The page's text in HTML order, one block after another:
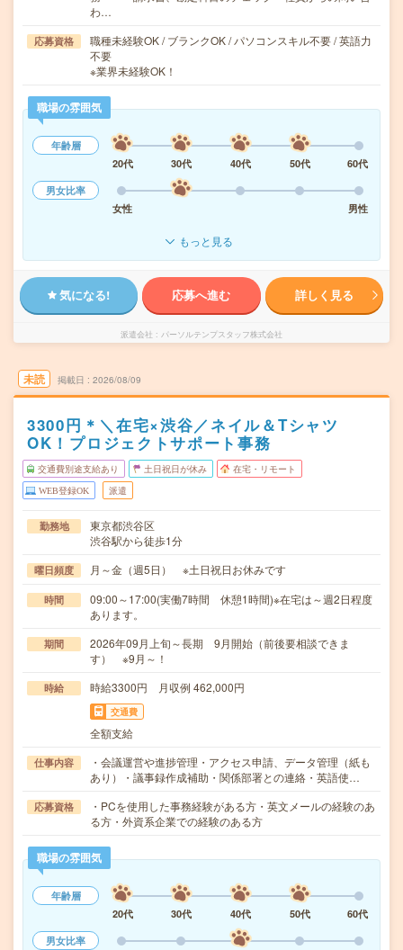
わ…
応募資格
職種未経験OK / ブランクOK / パソコンスキル不要 / 英語力
不要
※業界未経験OK！
職場の雰囲気
年齢層
20代
30代 40代 50代
60代
男女比率
女性
男性
もっと見る
気になる! 応募へ進む 詳しく見る
派遣会社 パーソルテンプスタッフ株式会社
未読 掲載日 2026/08/09
3300円＊＼在宅×渋谷／ネイル＆Tシャツ
OK！プロジェクトサポート事務
交通費別途支給あり 土日祝日が休み 在宅・リモート
WEB登録OK 派遣
勤務地
東京都渋谷区
渋谷駅から徒歩1分
曜日頻度 月～金（週5日） ※土日祝日お休みです
時間
09:00～17:00(実働7時間 休憩1時間)※在宅は～週2日程度
あります。
期間
2026年09月上旬～長期 9月開始（前後要相談できま
す） ※9月～！
時給 時給3300円 月収例 462,000円
交通費
全額支給
仕事内容
・会議運営や進捗管理・アクセス申請、データ管理（紙も
あり）・議事録作成補助・関係部署との連絡・英語使…
応募資格
・PCを使用した事務経験がある方・英文メールの経験のあ
る方・外資系企業での経験のある方
職場の雰囲気
年齢層
20代
30代 40代 50代
60代
男女比率